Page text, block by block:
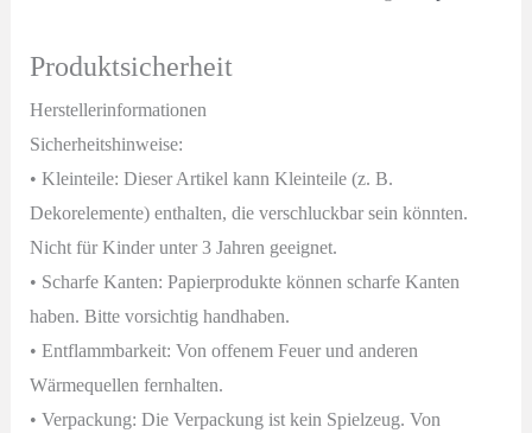
Produktsicherheit
Herstellerinformationen
Sicherheitshinweise:
• Kleinteile: Dieser Artikel kann Kleinteile (z. B.
Dekorelemente) enthalten, die verschluckbar sein könnten.
Nicht für Kinder unter 3 Jahren geeignet.
• Scharfe Kanten: Papierprodukte können scharfe Kanten
haben. Bitte vorsichtig handhaben.
• Entflammbarkeit: Von offenem Feuer und anderen
Wärmequellen fernhalten.
• Verpackung: Die Verpackung ist kein Spielzeug. Von